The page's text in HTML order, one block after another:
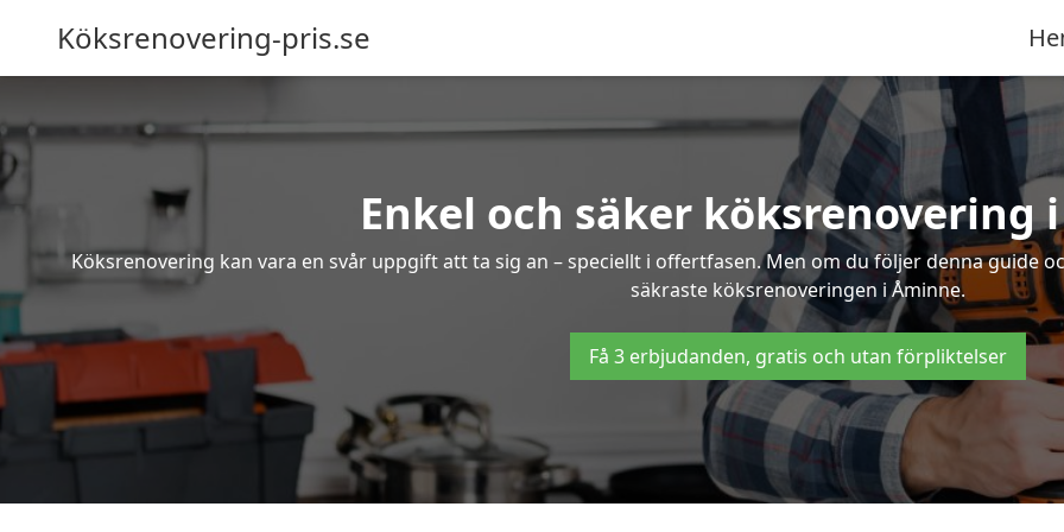
Köksrenovering-pris.se
Enkel och säker köksrenovering
Köksrenovering kan vara en svår uppgift att ta sig an – speciellt i offertfasen. Men om du följer denna guide
säkraste köksrenoveringen i Åminne.
Få 3 erbjudanden, gratis och utan förpliktelser